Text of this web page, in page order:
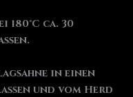
ca. 30
in einen
und vom Herd